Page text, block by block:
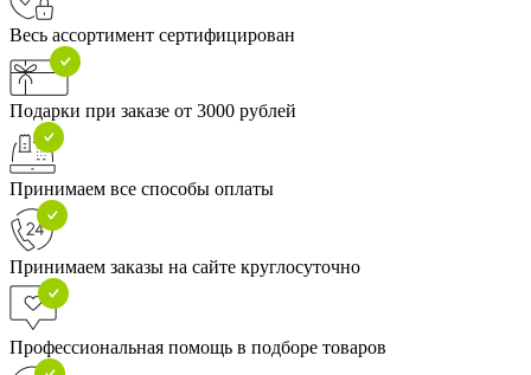
Весь ассортимент сертифицирован
Подарки при заказе от 3000 рублей
Принимаем все способы оплаты
Принимаем заказы на сайте круглосуточно
Профессиональная помощь в подборе товаров